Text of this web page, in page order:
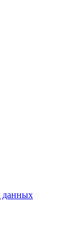
данных